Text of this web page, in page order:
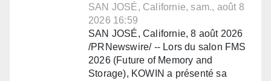
SAN JOSÉ, Californie, sam., août 8
2026 16:59
SAN JOSÉ, Californie, 8 août 2026
/PRNewswire/ -- Lors du salon FMS
2026 (Future of Memory and
Storage), KOWIN a présenté sa